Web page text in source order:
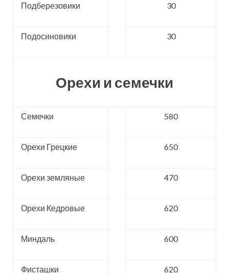
Подберезовики 30
Подосиновики 30
Орехи и семечки
Семечки 580
Орехи Грецкие 650
Орехи земляные 470
Орехи Кедровые 620
Миндаль 600
Фисташки 620